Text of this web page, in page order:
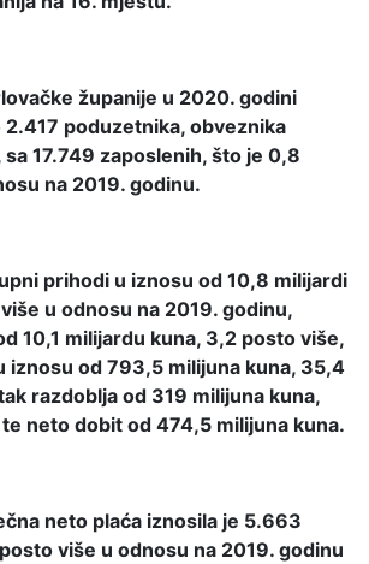
županije u 2020. godini
poduzetnika, obveznika
17.749 zaposlenih, što je 0,8
na 2019. godinu.
prihodi u iznosu od 10,8 milijardi
u odnosu na 2019. godinu,
10,1 milijardu kuna, 3,2 posto više,
iznosu od 793,5 milijuna kuna, 35,4
razdoblja od 319 milijuna kuna,
neto dobit od 474,5 milijuna kuna.
neto plaća iznosila je 5.663
više u odnosu na 2019. godinu